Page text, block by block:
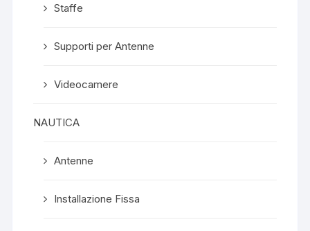
Staffe
Supporti per Antenne
Videocamere
NAUTICA
Antenne
Installazione Fissa